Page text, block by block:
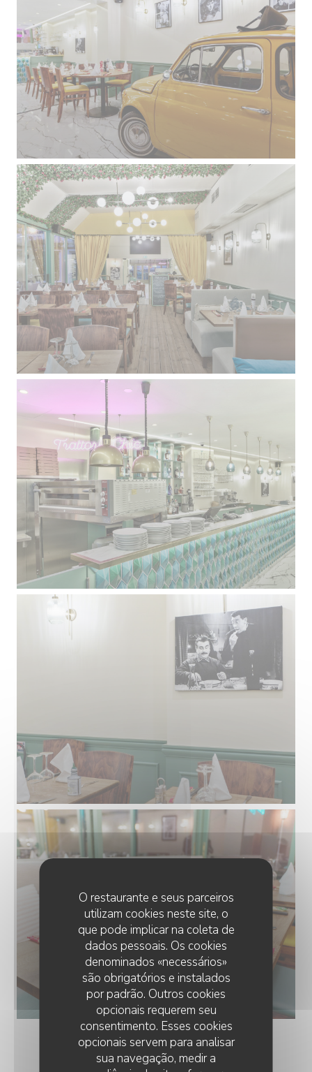
O restaurante e seus parceiros
utilizam cookies neste site, o
que pode implicar na coleta de
dados pessoais. Os cookies
denominados «necessários»
são obrigatórios e instalados
por padrão. Outros cookies
opcionais requerem seu
consentimento. Esses cookies
opcionais servem para analisar
sua navegação, medir a